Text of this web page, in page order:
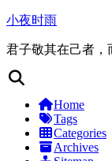
小夜时雨
君子敬其在己者，
Home
Tags
Categories
Archives